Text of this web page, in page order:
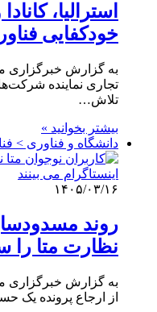
استرالیا،
خودکفایی
به گزارش خبرگزاری
تجاری نماینده
تلاش…
بیشتر بخوانید »
دانشگاه و فناوری >
۱۴۰۵/۰۳/۱۶
روند
نظارت متا را
به گزارش خبرگزاری
از ارجاع پرونده یک حساب